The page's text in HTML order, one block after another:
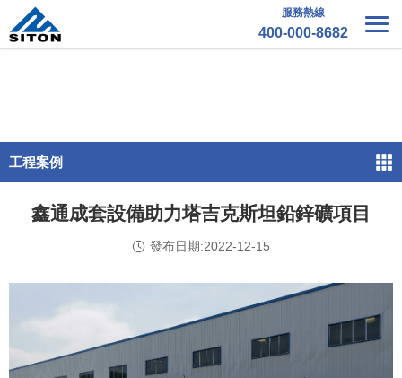
服務熱線
400-000-8682
工程案例
鑫通成套設備助力塔吉克斯坦鉛鋅礦項目
發布日期:2022-12-15